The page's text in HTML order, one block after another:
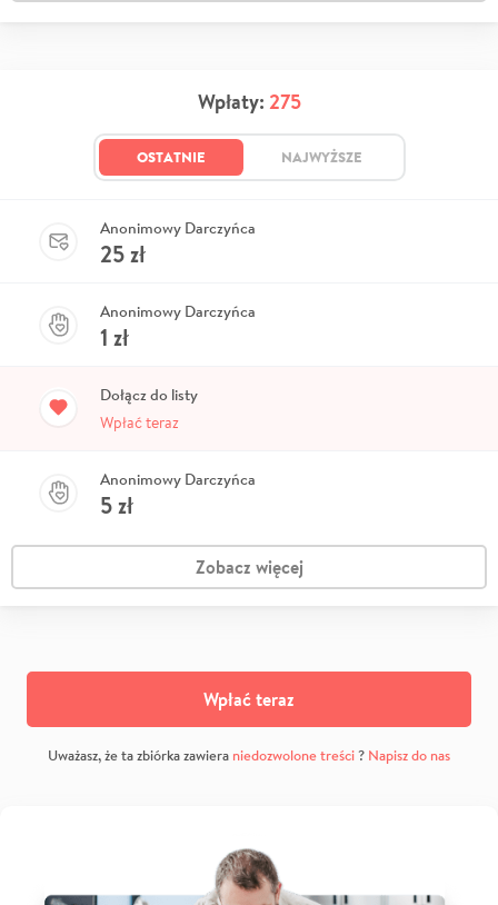
Wpłaty: 275
OSTATNIE NAJWYŻSZE
Anonimowy Darczyńca
25zł
Anonimowy Darczyńca
1 zł
Dołącz do listy
Wpłać teraz
Anonimowy Darczyńca
5zł
Zobacz więcej
Wpłać teraz
Uważasz, że ta zbiórka zawiera niedozwolone treści? Napisz do nas